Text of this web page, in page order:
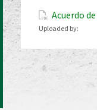
Acuerdo
Uploaded by: